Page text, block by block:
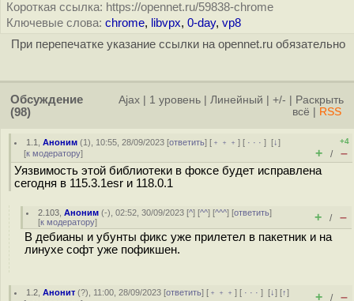
Короткая ссылка: https://opennet.ru/59838-chrome
Ключевые слова: chrome, libvpx, 0-day, vp8
При перепечатке указание ссылки на opennet.ru обязательно
Обсуждение
(98)
Ajax 1 уровень Линейный +/-
Раскрыть
всё
RSS
1.1 ,Аноним (1), 10:55, 28/09/2023 [ответить] [ ﹢﹢﹢] [ · · ·][↓]
[к модератору]
+4
+ / –
Уязвимость этой библиотеки в фоксе будет исправлена
сегодня в 115.3.1esr и 118.0.1
2.103 ,Аноним (-), 02:52, 30/09/2023 [^] [^^] [^^^] [ответить]
[к модератору] + / –
В дебианы и убунты фикс уже прилетел в пакетник и на
линухе софт уже пофикшен.
1.2 ,Анонит (?), 11:00, 28/09/2023 [ответить] [ ﹢﹢﹢] [ · · ·][↓] [↑]
+ / –